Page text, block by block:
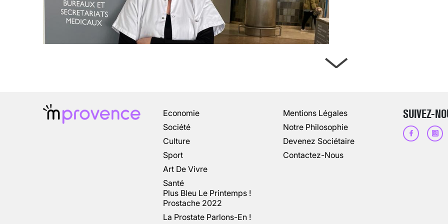
Economie
Société
Culture
Sport
Art De Vivre
Santé
Plus Bleu Le Printemps !
Prostache 2022
La Prostate Parlons-En !
Mentions Légales
Notre Philosophie
Devenez Sociétaire
Contactez-Nous
SUIVEZ-